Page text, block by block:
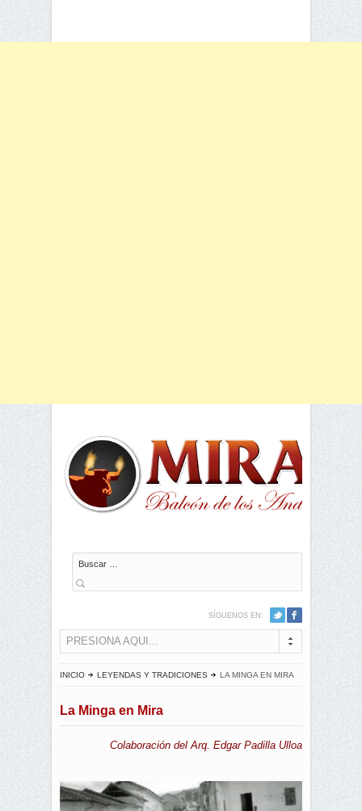
Buscar
SÍGUENOS EN:
PRESIONA AQUI...
INICIO LEYENDAS Y TRADICIONES LA MINGA EN MIRA
La Minga en Mira
Colaboración del Arq. Edgar Padilla Ulloa